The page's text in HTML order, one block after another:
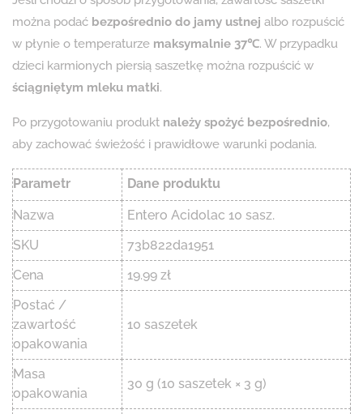
można podać bezpośrednio do jamy ustnej albo rozpuścić
w płynie o temperaturze maksymalnie 37℃. W przypadku
dzieci karmionych piersią saszetkę można rozpuścić w
ściągniętym mleku matki.
Po przygotowaniu produkt należy spożyć bezpośrednio,
aby zachować świeżość i prawidłowe warunki podania.
Parametr Dane produktu
Nazwa
Entero Acidolac 10 sasz.
SKU
73b822da1951
Cena
19.99 zł
Postać /
zawartość
opakowania
10 saszetek
Masa
opakowania
30 g (10 saszetek × 3 g)